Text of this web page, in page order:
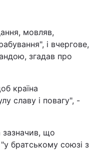
мовляв,
і вчергове,
згадав про
країна
славу і повагу", -
зазначив, що
братському союзі з